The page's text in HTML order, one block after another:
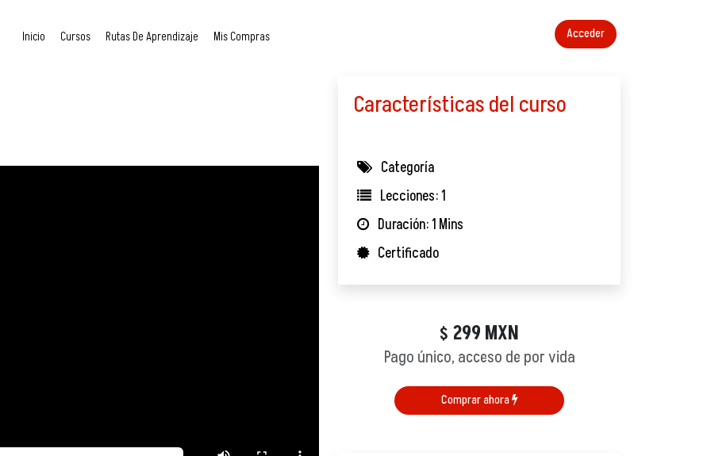
Inicio Cursos Rutas De Aprendizaje Mis Compras Acceder
Características del curso
Categoría
Lecciones: 1
Duración: 1 Mins
Certificado
$ 299 MXN
Pago único, acceso de por vida
Comprar ahora